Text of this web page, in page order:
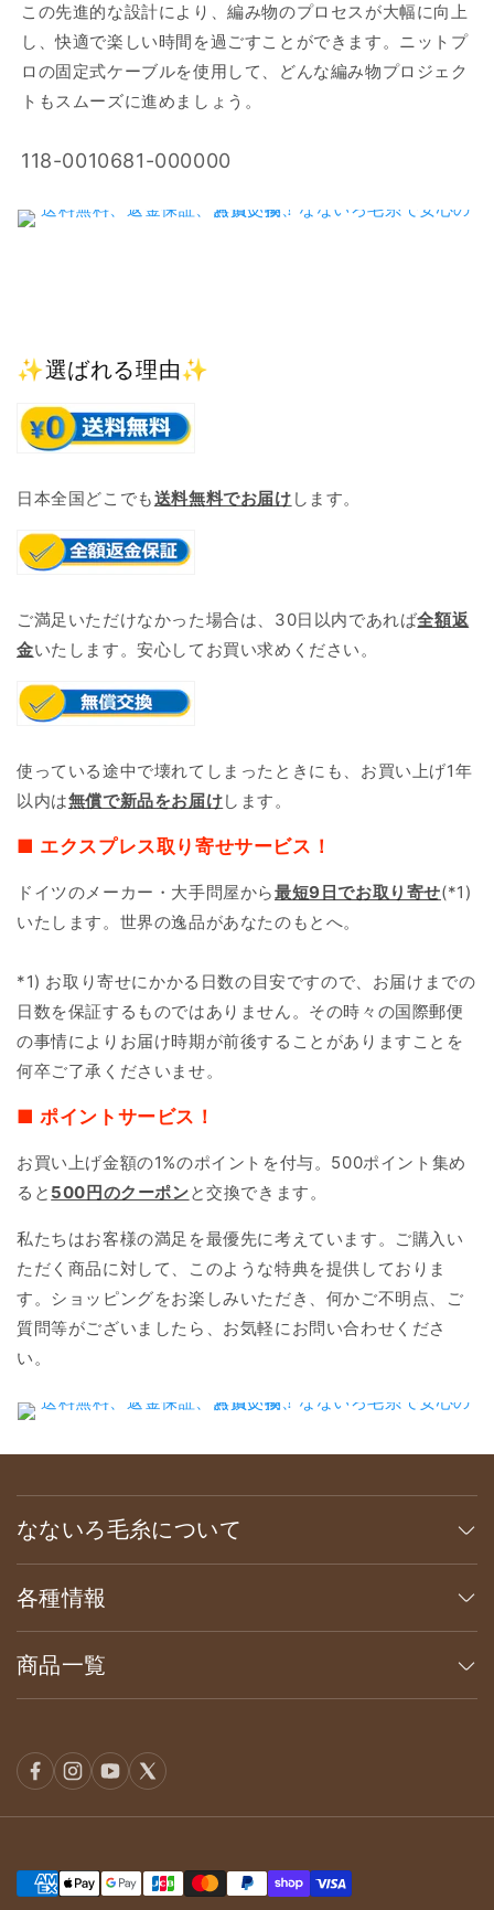
バ
ー
コ
ネ
タ
の
す
バ
ー
コ
ネ
タ
の
す
この先進的な設計により、編み物のプロセスが大幅に向上
し、快適で楽しい時間を過ごすことができます。ニットプ
ロの固定式ケーブルを使用して、どんな編み物プロジェク
トもスムーズに進めましょう。
SKU:
118-0010681-000000
✨選ばれる理由✨
日本全国どこでも送料無料でお届け します。
ご満足いただけなかった場合は、30日以内であれば全額返
金いたします。安心してお買い求めください。
使っている途中で壊れてしまったときにも、お買い上げ1年
以内は無償で新品をお届けします。
■ エクスプレス取り寄せサービス！
ドイツのメーカー・大手問屋から最短9日でお取り寄せ(*1)
いたします。世界の逸品があなたのもとへ。
*1) お取り寄せにかかる日数の目安ですので、お届けまでの
日数を保証するものではありません。その時々の国際郵便
の事情によりお届け時期が前後することがありますことを
何卒ご了承くださいませ。
■ ポイントサービス！
お買い上げ金額の1%のポイントを付与。500ポイント集め
ると 500円のクーポンと交換できます。
私たちはお客様の満足を最優先に考えています。ご購入い
ただく商品に対して、このような特典を提供しておりま
す。ショッピングをお楽しみいただき、何かご不明点、ご
質問等がございましたら、お気軽にお問い合わせくださ
い。
なないろ毛糸について
各種情報
商品一覧